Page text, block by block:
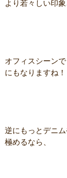
より若々しい印
オフィスシーン
にもなりますね！
逆にもっとデニ
極めるなら、